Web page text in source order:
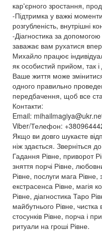
кар'єрного зростання,
-Підтримка у важкі
розгубленість, внутрішні
-Діагностика за
заважає вам рухатися
Михайло працює
як особистий прийом, так
Ваше життя може
одного правильно
передбачення, щоб все
Контакти:
Email:
Viber/Телефон:
Якщо ви довго шукаєте
ніж здається. Зверніться
Гадання Рівне, приворот
зняття порчі Рівне,
Рівне, послуги мага Рівне,
екстрасенса Рівне, магія
Рівне, діагностика Таро
майбутнього Рівне, чистка
стосунків Рівне, порча і
ритуали на гроші Рівне.